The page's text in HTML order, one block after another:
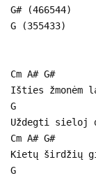
G# (466544)
G (355433)
Cm A# G#
Išties žmonėm
G
Uždegti sieloj
Cm A# G#
Kietų širdžių
G